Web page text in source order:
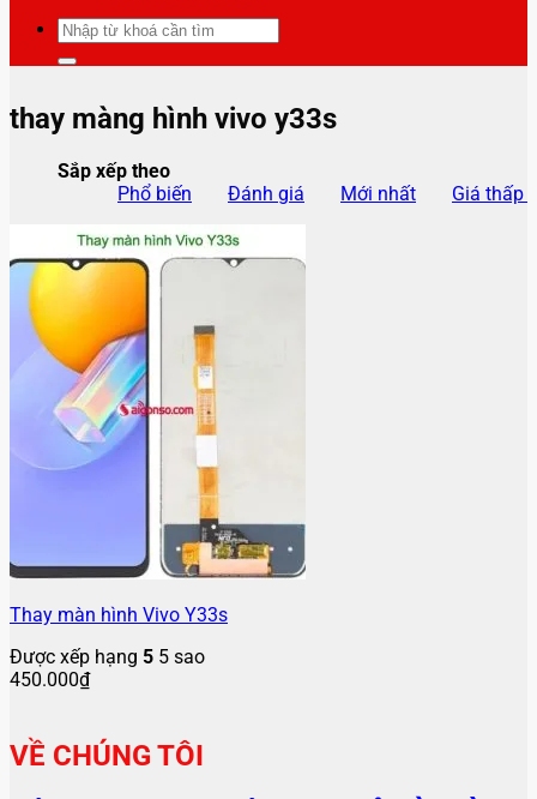
Tìm
kiếm:
thay màng hình vivo y33s
Sắp xếp theo
Phổ biến
Đánh giá Mới nhất Giá thấp
Thay màn hình Vivo Y33s
Được xếp hạng 5 5 sao
450.000₫
VỀ CHÚNG TÔI